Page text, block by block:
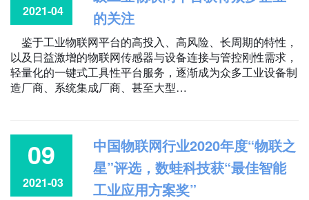
2021-04
的关注
鉴于工业物联网平台的高投入、高风险、长周期的特性，
以及日益激增的物联网传感器与设备连接与管控刚性需求，
轻量化的一键式工具性平台服务，逐渐成为众多工业设备制
造厂商、系统集成厂商、甚至大型…
09
2021-03
中国物联网行业2020年度“物联之
星”评选，数蛙科技获“最佳智能
工业应用方案奖”